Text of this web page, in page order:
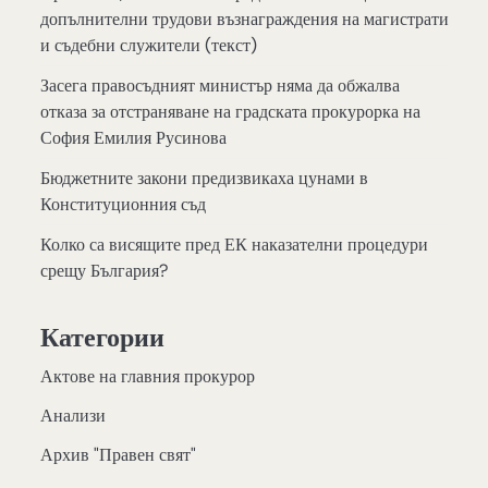
допълнителни трудови възнаграждения на магистрати
и съдебни служители (текст)
Засега правосъдният министър няма да обжалва
отказа за отстраняване на градската прокурорка на
София Емилия Русинова
Бюджетните закони предизвикаха цунами в
Конституционния съд
Колко са висящите пред ЕК наказателни процедури
срещу България?
Категории
Актове на главния прокурор
Анализи
Архив "Правен свят"